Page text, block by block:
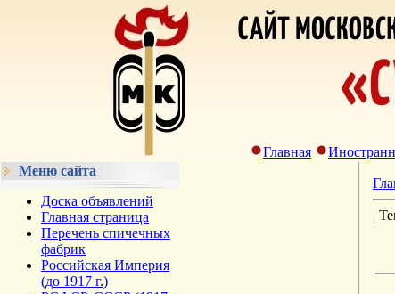
Главная
Меню сайта
Доска объявлений
Главная страница
Перечень спичечных
фабрик
Российская Империя
(до 1917 г.)
|